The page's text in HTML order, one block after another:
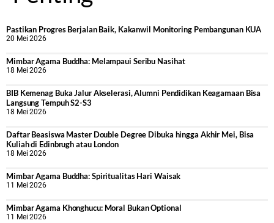
Pastikan Progres Berjalan Baik, Kakanwil Monitoring Pembangunan KUA
20 Mei 2026
Mimbar Agama Buddha: Melampaui Seribu Nasihat
18 Mei 2026
BIB Kemenag Buka Jalur Akselerasi, Alumni Pendidikan Keagamaan Bisa
Langsung Tempuh S2-S3
18 Mei 2026
Daftar Beasiswa Master Double Degree Dibuka hingga Akhir Mei, Bisa
Kuliah di Edinbrugh atau London
18 Mei 2026
Mimbar Agama Buddha: Spiritualitas Hari Waisak
11 Mei 2026
Mimbar Agama Khonghucu: Moral Bukan Optional
11 Mei 2026